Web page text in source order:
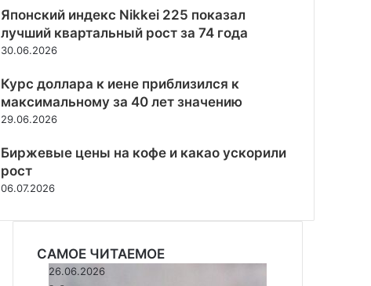
Японский индекс Nikkei 225 показал
лучший квартальный рост за 74 года
30.06.2026
Курс доллара к иене приблизился к
максимальному за 40 лет значению
29.06.2026
Биржевые цены на кофе и какао ускорили
рост
06.07.2026
САМОЕ ЧИТАЕМОЕ
Миллер
26.06.2026